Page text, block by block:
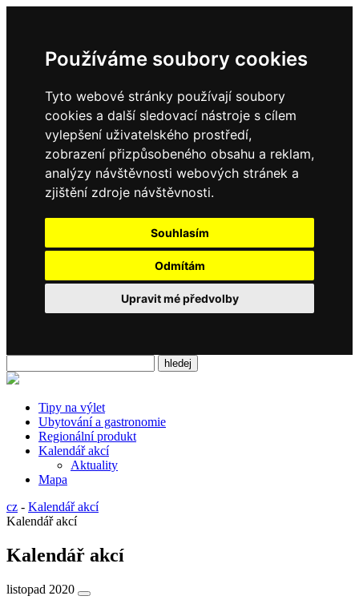
Používáme soubory cookies
Tyto webové stránky používají soubory
cookies a další sledovací nástroje s cílem
vylepšení uživatelského prostředí,
zobrazení přizpůsobeného obsahu a reklam,
analýzy návštěvnosti webových stránek a
zjištění zdroje návštěvnosti.
Souhlasím
Odmítám
Upravit mé předvolby
Tipy na výlet
Ubytování a gastronomie
Regionální produkt
Kalendář akcí
Aktuality
Mapa
cz - Kalendář akcí
Kalendář akcí
Kalendář akcí
listopad 2020